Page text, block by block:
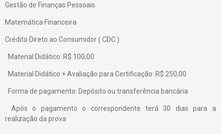
Gestão de Finanças Pessoais
Matemática Financeira
Crédito Direto ao Consumidor ( CDC )
· Material Didático: R$ 100,00
· Material Didático + Avaliação para Certificação: R$ 250,00
· Forma de pagamento: Depósito ou transferência bancária
· Após o pagamento o correspondente terá 30 dias para a
realização da prova